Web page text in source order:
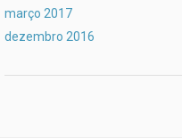
março 2017
dezembro 2016